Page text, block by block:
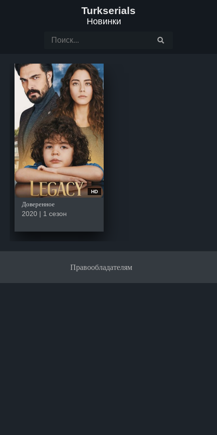
Turkserials
Новинки
HD
Доверенное
2020 | 1 сезон
Правообладателям